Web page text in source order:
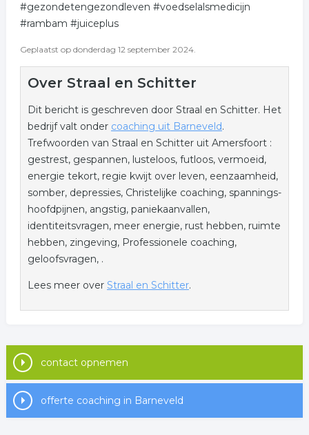
#gezondetengezondleven #voedselalsmedicijn
#rambam #juiceplus
Geplaatst op donderdag 12 september 2024.
Over Straal en Schitter
Dit bericht is geschreven door Straal en Schitter. Het
bedrijf valt onder coaching uit Barneveld.
Trefwoorden van Straal en Schitter uit Amersfoort :
gestrest, gespannen, lusteloos, futloos, vermoeid,
energie tekort, regie kwijt over leven, eenzaamheid,
somber, depressies, Christelijke coaching, spannings-
hoofdpijnen, angstig, paniekaanvallen,
identiteitsvragen, meer energie, rust hebben, ruimte
hebben, zingeving, Professionele coaching,
geloofsvragen, .
Lees meer over Straal en Schitter.
contact opnemen
offerte coaching in Barneveld